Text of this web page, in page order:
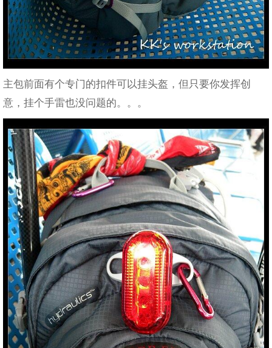
主包前面有个专门的扣件可以挂头盔，但只要你发挥创
意，挂个手雷也没问题的。。。